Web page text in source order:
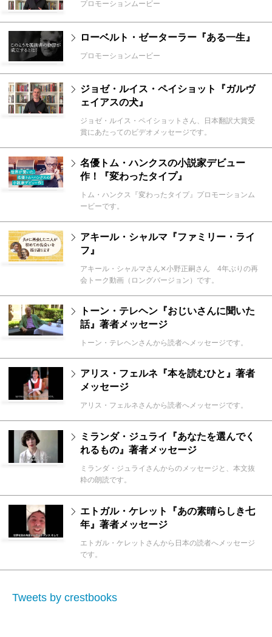
プロモーションムービー
ローベルト・ゼーターラー『ある一生』
プロモーションムービー
ジョゼ・ルイス・ペイショット『ガルヴ
ェイアスの犬』
ジョゼ・ルイス・ペイショットさん、日本翻訳大賞受
賞にあたってのビデオメッセージです。
名優トム・ハンクスの小説家デビュー
作！『変わったタイプ』
トム・ハンクス『変わったタイプ』プロモーションム
ービーです。
アキール・シャルマ『ファミリー・ライ
フ』
アキール・シャルマさん✕小野正嗣さん 4年ぶりの再
会トーク動画（ロングバージョン）です。
トーン・テレヘン『おじいさんに聞いた
話』著者メッセージ
トーン・テレヘンさんから読者へメッセージです。
アリス・フェルネ『本を読むひと』著者
メッセージ
アリス・フェルネさんから読者へメッセージです。
ミランダ・ジュライ『あなたを選んでく
れるもの』著者メッセージ
ミランダ・ジュライさ­ん­からのメッセージと、本文抜
粋の朗読です。
エトガル・ケレット『あの素晴らしき七
年』著者メッセージ
エトガル・ケレットさんから­日­本の読者へメッセージ
です。
Tweets by crestbooks